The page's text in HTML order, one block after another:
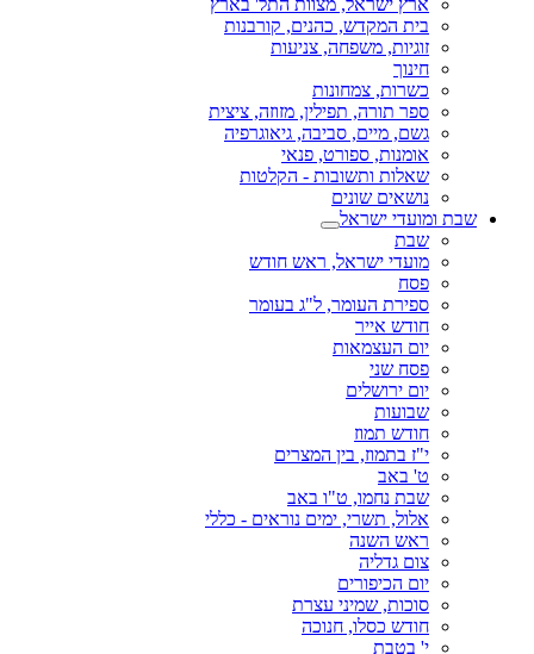
ארץ ישראל, מצוות התל' בארץ
בית המקדש, כהנים, קורבנות
זוגיות, משפחה, צניעות
חינוך
כשרות, צמחונות
ספר תורה, תפילין, מזוזה, ציצית
גשם, מיים, סביבה, גיאוגרפיה
אומנות, ספורט, פנאי
שאלות ותשובות - הקלטות
נושאים שונים
שבת ומועדי ישראל
שבת
מועדי ישראל, ראש חודש
פסח
ספירת העומר, ל"ג בעומר
חודש אייר
יום העצמאות
פסח שני
יום ירושלים
שבועות
חודש תמוז
י"ז בתמוז, בין המצרים
ט' באב
שבת נחמו, ט"ו באב
אלול, תשרי, ימים נוראים - כללי
ראש השנה
צום גדליה
יום הכיפורים
סוכות, שמיני עצרת
חודש כסלו, חנוכה
י' בטבת